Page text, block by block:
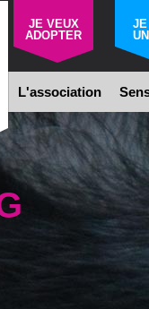
JE VEUX
ADOPTER
JE
L'association